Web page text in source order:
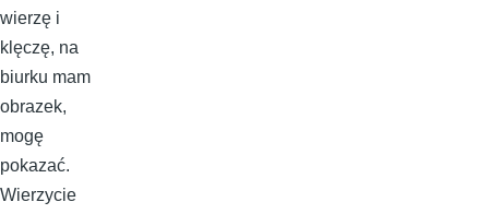
wierzę i
klęczę, na
biurku mam
obrazek,
mogę
pokazać.
Wierzycie